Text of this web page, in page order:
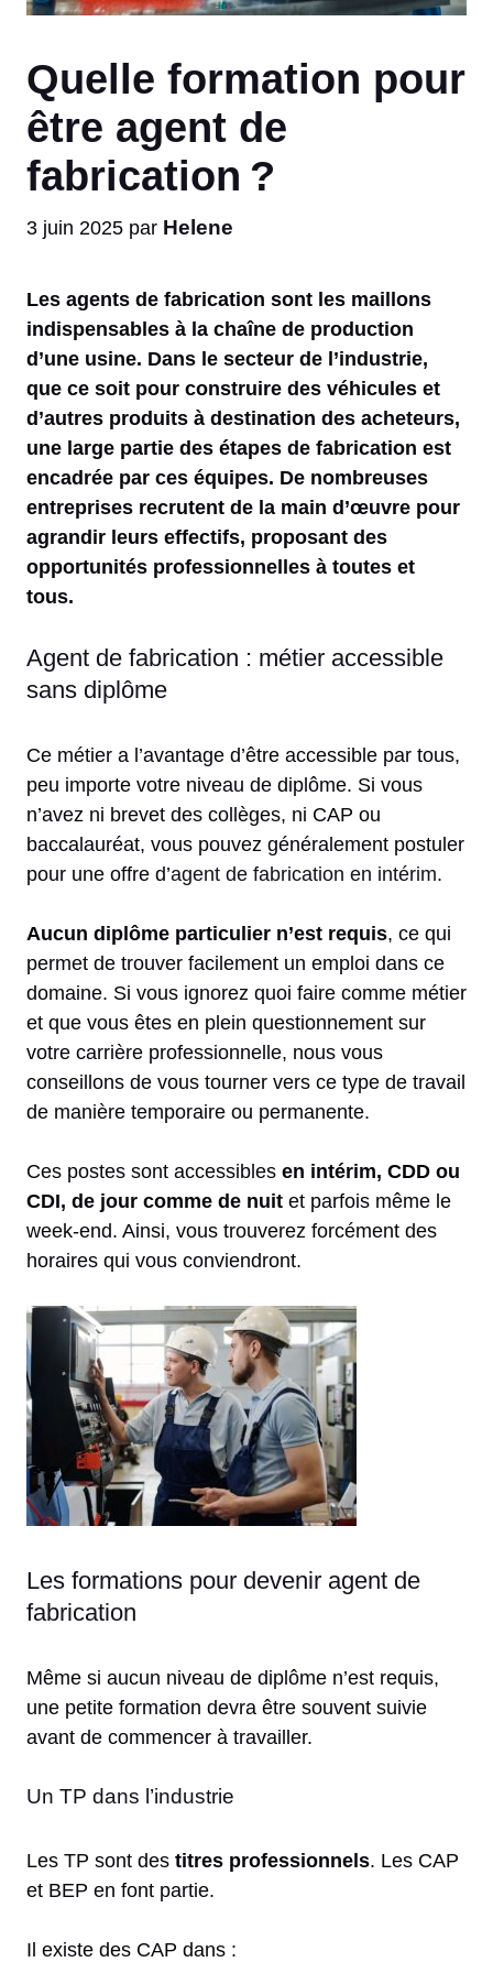
Quelle formation pour
être agent de
fabrication ?
3 juin 2025 par Helene
Les agents de fabrication sont les maillons
indispensables à la chaîne de production
d’une usine. Dans le secteur de l’industrie,
que ce soit pour construire des véhicules et
d’autres produits à destination des acheteurs,
une large partie des étapes de fabrication est
encadrée par ces équipes. De nombreuses
entreprises recrutent de la main d’œuvre pour
agrandir leurs effectifs, proposant des
opportunités professionnelles à toutes et
tous.
Agent de fabrication : métier accessible
sans diplôme
Ce métier a l’avantage d’être accessible par tous,
peu importe votre niveau de diplôme. Si vous
n’avez ni brevet des collèges, ni CAP ou
baccalauréat, vous pouvez généralement postuler
pour une offre d’agent de fabrication en intérim.
Aucun diplôme particulier n’est requis, ce qui
permet de trouver facilement un emploi dans ce
domaine. Si vous ignorez quoi faire comme métier
et que vous êtes en plein questionnement sur
votre carrière professionnelle, nous vous
conseillons de vous tourner vers ce type de travail
de manière temporaire ou permanente.
Ces postes sont accessibles en intérim, CDD ou
CDI, de jour comme de nuit et parfois même le
week-end. Ainsi, vous trouverez forcément des
horaires qui vous conviendront.
Les formations pour devenir agent de
fabrication
Même si aucun niveau de diplôme n’est requis,
une petite formation devra être souvent suivie
avant de commencer à travailler.
Un TP dans l’industrie
Les TP sont des titres professionnels. Les CAP
et BEP en font partie.
Il existe des CAP dans :